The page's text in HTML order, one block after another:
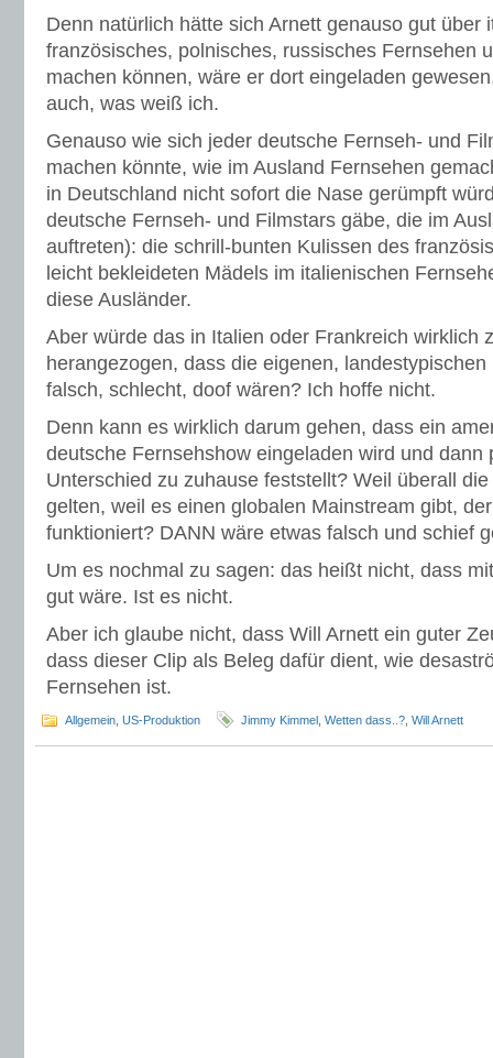
Denn natürlich hätte sich Arnett genauso gut über
französisches, polnisches, russisches Fernsehen
machen können, wäre er dort eingeladen
auch, was weiß ich.
Genauso wie sich jeder deutsche Fernseh- und
machen könnte, wie im Ausland Fernsehen
in Deutschland nicht sofort die Nase gerümpft
deutsche Fernseh- und Filmstars gäbe, die im
auftreten): die schrill-bunten Kulissen des
leicht bekleideten Mädels im italienischen
diese Ausländer.
Aber würde das in Italien oder Frankreich wirklich
herangezogen, dass die eigenen,
falsch, schlecht, doof wären? Ich hoffe nicht.
Denn kann es wirklich darum gehen, dass ein
deutsche Fernsehshow eingeladen wird und dann
Unterschied zu zuhause feststellt? Weil überall
gelten, weil es einen globalen Mainstream gibt,
funktioniert? DANN wäre etwas falsch und schief
Um es nochmal zu sagen: das heißt nicht, dass
gut wäre. Ist es nicht.
Aber ich glaube nicht, dass Will Arnett ein guter
dass dieser Clip als Beleg dafür dient, wie
Fernsehen ist.
Allgemein US-Produktion Jimmy Kimmel Wetten dass..? Will Arnett